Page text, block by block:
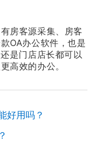
房客源采集、房客
OA办公软件，也是
是门店店长都可以
高效的办公。
好用吗？